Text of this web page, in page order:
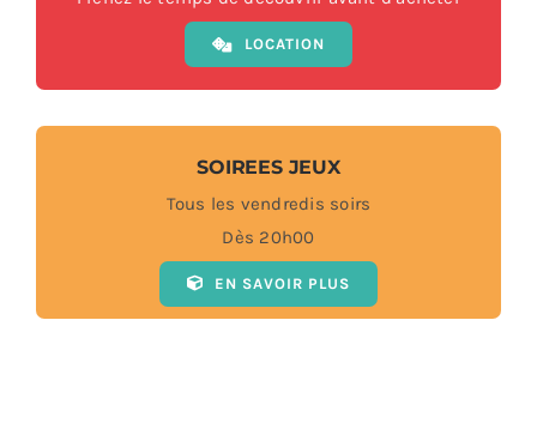
LOCATION
SOIREES JEUX
Tous les vendredis soirs
Dès 20h00
EN SAVOIR PLUS